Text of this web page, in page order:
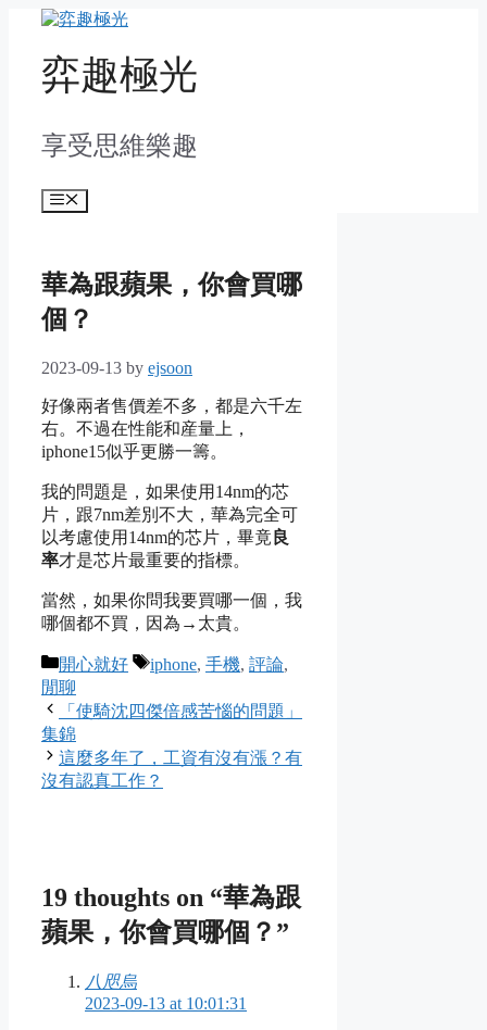
content弈趣極光
享受思維樂趣
Menu
華為跟蘋果，你會買哪
個？
2023-09-13 by ejsoon
好像兩者售價差不多，都是六千左
右。不過在性能和産量上，
iphone15似乎更勝一籌。
我的問題是，如果使用14nm的芯
片，跟7nm差別不大，華為完全可
以考慮使用14nm的芯片，畢竟 良
率才是芯片最重要的指標。
當然，如果你問我要買哪一個，我
哪個都不買，因為→太貴。
Categories
開心就好 Tags
iphone, 手機, 評論,
閒聊
「使騎沈四傑倍感苦惱的問題」
集錦
這麼多年了，工資有沒有漲？有
沒有認真工作？
19 thoughts on “華為跟
蘋果，你會買哪個？”
八咫烏
2023-09-13 at 10:01:31